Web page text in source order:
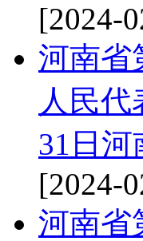
[2024-
河南省
人民
31日
[2024-
河南省